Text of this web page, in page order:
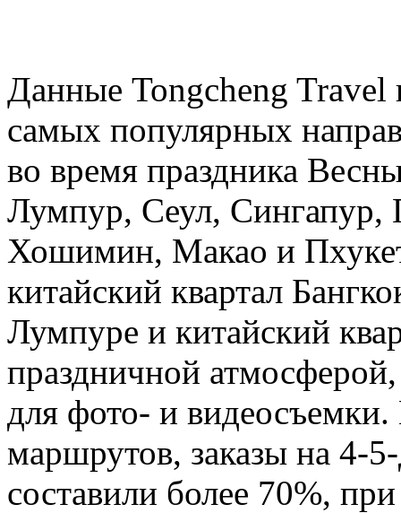
Данные Tongcheng Travel
самых популярных
во время праздника
Лумпур, Сеул, Сингапур,
Хошимин, Макао и
китайский квартал
Лумпуре и китайский
праздничной
для фото- и
маршрутов, заказы на 4-
составили более 70%,